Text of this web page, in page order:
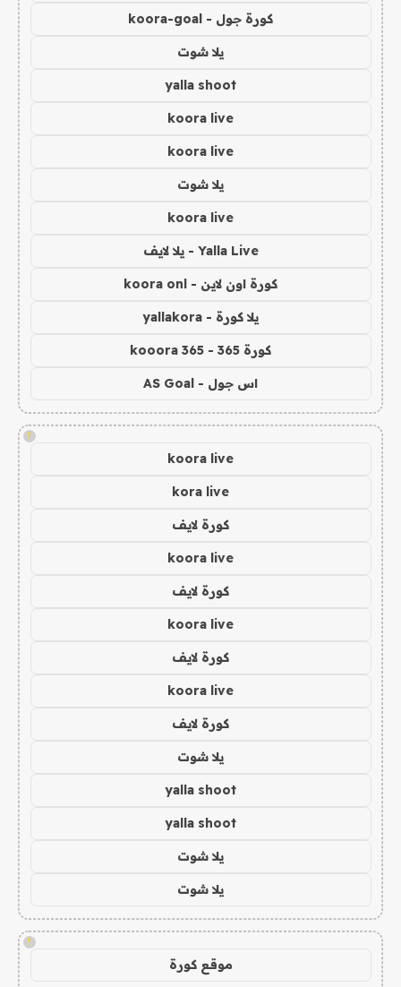
كورة جول - koora-goal
يلا شوت
yalla shoot
koora live
koora live
يلا شوت
koora live
Yalla Live - يلا لايف
كورة اون لاين - koora onl
يلا كورة - yallakora
كورة 365 - kooora 365
اس جول - AS Goal
!
koora live
kora live
كورة لايف
koora live
كورة لايف
koora live
كورة لايف
koora live
كورة لايف
يلا شوت
yalla shoot
yalla shoot
يلا شوت
يلا شوت
!
موقع كورة